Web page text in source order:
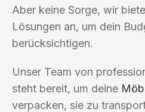
Aber keine Sorge, wir
Lösungen an, um dein
berücksichtigen.
Unser Team von
steht bereit, um deine
verpacken, sie zu